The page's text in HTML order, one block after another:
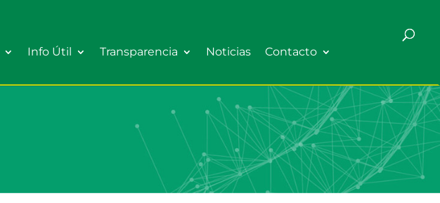
Info Útil Transparencia Noticias Contacto